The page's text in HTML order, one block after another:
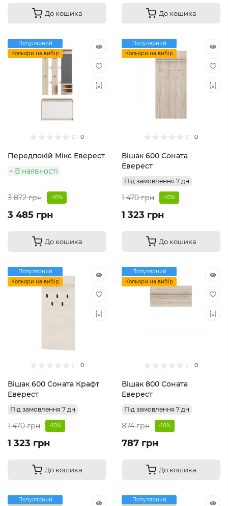
До кошика До кошика
Популярний
Кольори на вибір
0
Передпокій Мікс Еверест
В наявності
3 872 грн -10%
3 485 грн
До кошика
Популярний
Кольори на вибір
0
Вішак 600 Соната
Еверест
Під замовлення 7 дн
1 470 грн -10%
1 323 грн
До кошика
Популярний
Кольори на вибір
0
Вішак 600 Соната Крафт
Еверест
Під замовлення 7 дн
1 470 грн -10%
1 323 грн
До кошика
Популярний
Кольори на вибір
0
Вішак 800 Соната
Еверест
Під замовлення 7 дн
874 грн -10%
787 грн
До кошика
Популярний
Популярний